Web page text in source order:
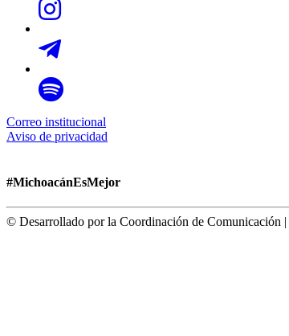
Correo institucional
Aviso de privacidad
#MichoacánEsMejor
© Desarrollado por la Coordinación de Comunicación |